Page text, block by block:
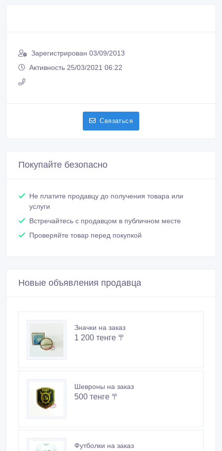
Зарегистрирован 03/09/2013
Активность 25/03/2021 06:22
Связаться
Покупайте безопасно
Не платите продавцу до получения товара или
услуги
Встречайтесь с продавцом в публичном месте
Проверяйте товар перед покупкой
Новые объявления продавца
Значки на заказ
1 200 тенге 〒
Шевроны на заказ
500 тенге 〒
Футболки на заказ